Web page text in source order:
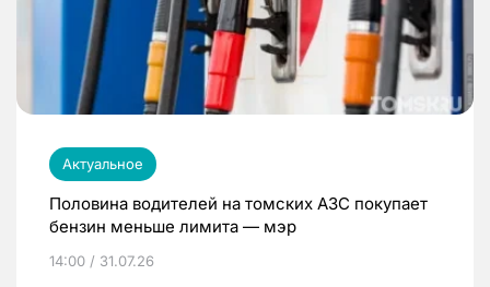
Актуальное
Половина водителей на томских АЗС покупает
бензин меньше лимита — мэр
14:00 / 31.07.26